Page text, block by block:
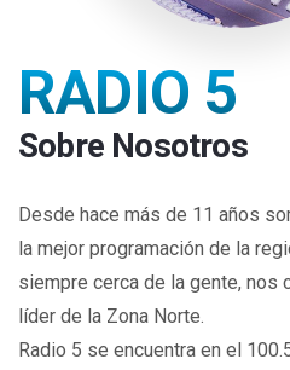
RADIO 5
Sobre Nosotros
Desde hace más de 11 años
la mejor programación de la
siempre cerca de la gente, nos
líder de la Zona Norte.
Radio 5 se encuentra en el